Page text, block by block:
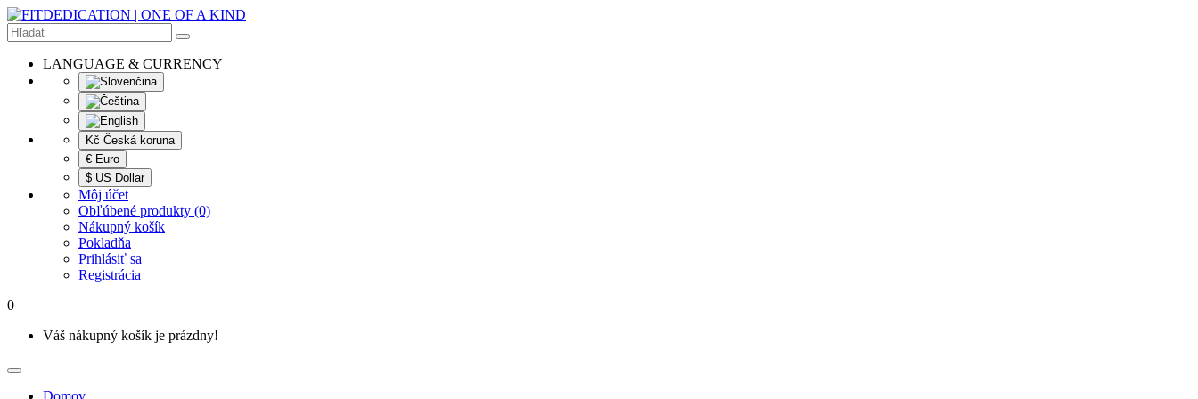
LANGUAGE & CURRENCY
Kč Česká koruna
€ Euro
$ US Dollar
Môj účet
Obľúbené produkty (0)
Nákupný košík
Pokladňa
Prihlásiť sa
Registrácia
0
Váš nákupný košík je prázdny!
Domov